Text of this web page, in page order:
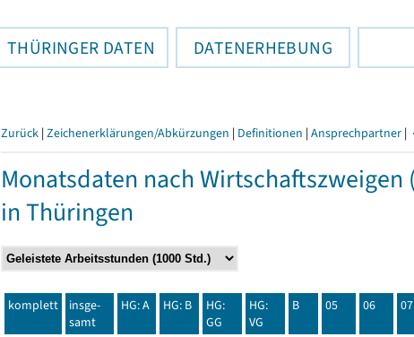
THÜRINGER DATEN DATENERHEBUNG
Zurück | Zeichenerklärungen/Abkürzungen | Definitionen | Ansprechpartner |
Monatsdaten nach
in Thüringen
komplett
insge-
samt
HG: A HG: B
HG:
GG
HG:
VG
B 05 06 07